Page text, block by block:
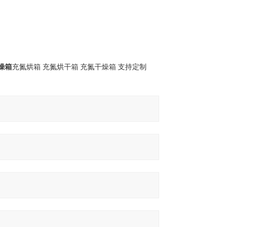
箱充氮烘箱 充氮烘干箱 充氮干燥箱 支持定制